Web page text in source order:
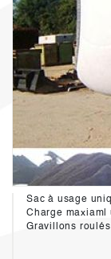
Sac à usage
Charge maxiaml
Gravillons